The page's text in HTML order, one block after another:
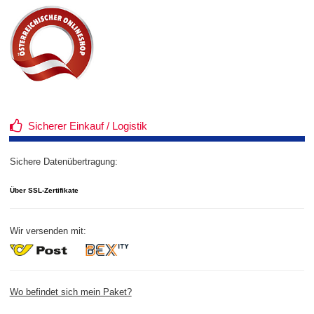
Sicherer Einkauf / Logistik
Sichere Datenübertragung:
Über SSL-Zertifikate
Wir versenden mit:
Wo befindet sich mein Paket?